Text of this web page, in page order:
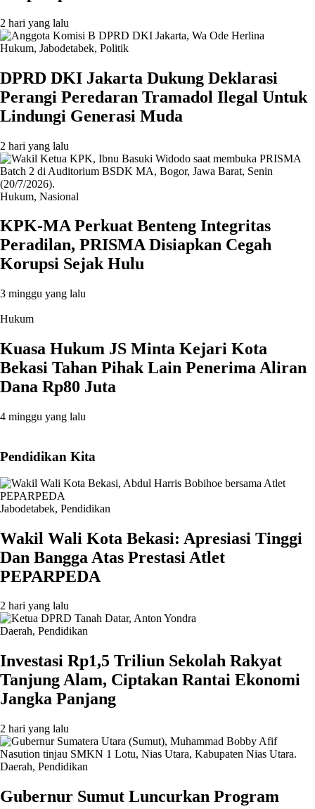
2 hari yang lalu
Hukum, Jabodetabek, Politik
DPRD DKI Jakarta Dukung Deklarasi
Perangi Peredaran Tramadol Ilegal Untuk
Lindungi Generasi Muda
2 hari yang lalu
Hukum, Nasional
KPK-MA Perkuat Benteng Integritas
Peradilan, PRISMA Disiapkan Cegah
Korupsi Sejak Hulu
3 minggu yang lalu
Hukum
Kuasa Hukum JS Minta Kejari Kota
Bekasi Tahan Pihak Lain Penerima Aliran
Dana Rp80 Juta
4 minggu yang lalu
Pendidikan Kita
Jabodetabek, Pendidikan
Wakil Wali Kota Bekasi: Apresiasi Tinggi
Dan Bangga Atas Prestasi Atlet
PEPARPEDA
2 hari yang lalu
Daerah, Pendidikan
Investasi Rp1,5 Triliun Sekolah Rakyat
Tanjung Alam, Ciptakan Rantai Ekonomi
Jangka Panjang
2 hari yang lalu
Daerah, Pendidikan
Gubernur Sumut Luncurkan Program